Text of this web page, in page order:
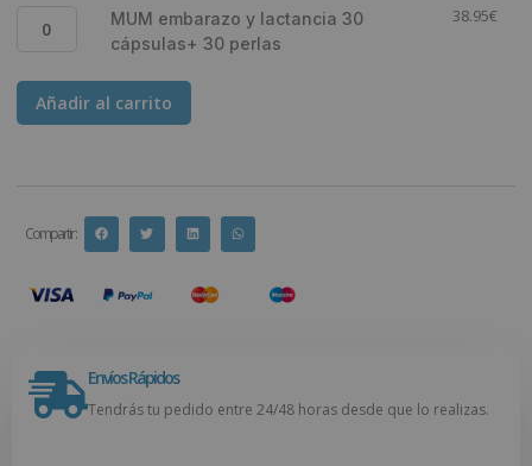
MUM embarazo y lactancia 30
cápsulas+ 30 perlas
38.95€
Añadir al carrito
Compartir :
Envíos Rápidos
Tendrás tu pedido entre 24/48 horas desde que lo realizas.